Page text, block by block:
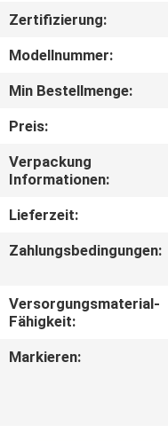
AUSFLUG
TRETEN
SIE
MIT
UNS
VERBINDUNG
FORDERN
Zertifizierung:
Modellnummer:
Min Bestellmenge:
Preis:
Verpackung
Informationen:
Lieferzeit:
Zahlungsbedingungen:
Versorgungsmaterial-
Fähigkeit:
Markieren: